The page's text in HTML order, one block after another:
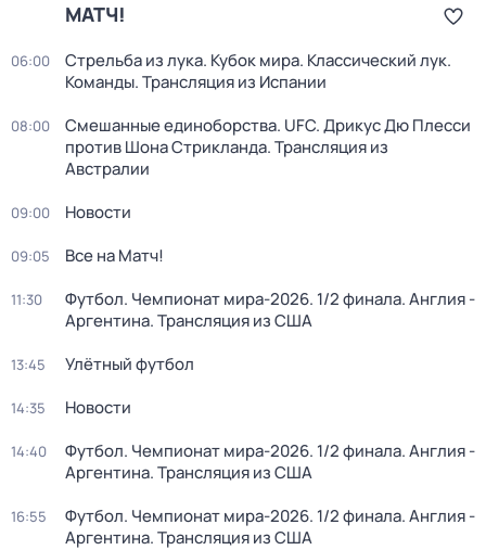
МАТЧ!
06:00
Стрельба из лука. Кубок мира. Классический лук.
Команды. Трансляция из Испании
08:00
Смешанные единоборства. UFC. Дрикус Дю Плесси
против Шона Стрикланда. Трансляция из
Австралии
09:00 Новости
09:05 Все на Матч!
11:30
Футбол. Чемпионат мира-2026. 1/2 финала. Англия -
Аргентина. Трансляция из США
13:45 Улётный футбол
14:35 Новости
14:40
Футбол. Чемпионат мира-2026. 1/2 финала. Англия -
Аргентина. Трансляция из США
16:55
Футбол. Чемпионат мира-2026. 1/2 финала. Англия -
Аргентина. Трансляция из США